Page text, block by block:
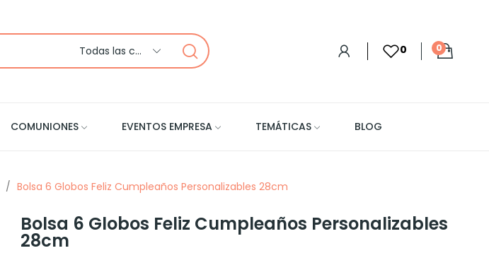
Todas las categorias 0 0
COMUNIONES EVENTOS EMPRESA TEMÁTICAS BLOG
Bolsa 6 Globos Feliz Cumpleaños Personalizables 28cm
Bolsa 6 Globos Feliz Cumpleaños Personalizables
28cm